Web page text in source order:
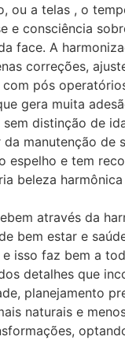
ou a telas , o
e consciência
face. A
correções,
pós
gera muita
distinção de
manutenção de
espelho e tem
beleza
através da
bem estar e
isso faz bem a
detalhes que
planejamento
naturais e